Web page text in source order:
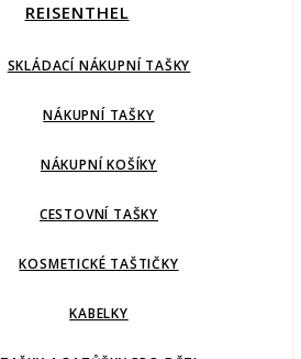
REISENTHEL
SKLÁDACÍ NÁKUPNÍ TAŠKY
NÁKUPNÍ TAŠKY
NÁKUPNÍ KOŠÍKY
CESTOVNÍ TAŠKY
KOSMETICKÉ TAŠTIČKY
KABELKY